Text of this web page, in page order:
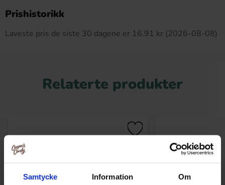
Samtycke Information Om
Prishistorikk
Laveste pris de siste 30 dagene er 16.91 kr (2026-08-08)
Relaterte produkter